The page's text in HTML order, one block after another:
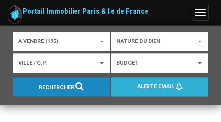
Menu
Portail Immobilier Paris & Ile de France
A VENDRE (195) NATURE DU BIEN
VILLE / C.P. BUDGET
RECHERCHER ALERTE EMAIL